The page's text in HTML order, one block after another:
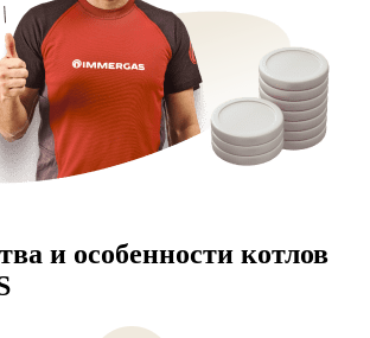
и особенности котлов